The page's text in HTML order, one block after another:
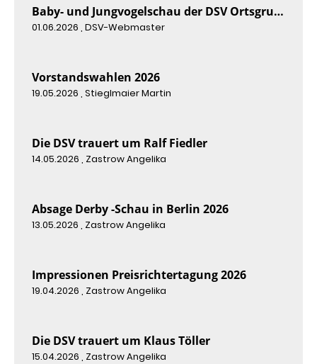
Baby- und Jungvogelschau der DSV Ortsgruppe Trier 2026
01.06.2026 , DSV-Webmaster
Vorstandswahlen 2026
19.05.2026 , Stieglmaier Martin
Die DSV trauert um Ralf Fiedler
14.05.2026 , Zastrow Angelika
Absage Derby -Schau in Berlin 2026
13.05.2026 , Zastrow Angelika
Impressionen Preisrichtertagung 2026
19.04.2026 , Zastrow Angelika
Die DSV trauert um Klaus Töller
15.04.2026 , Zastrow Angelika